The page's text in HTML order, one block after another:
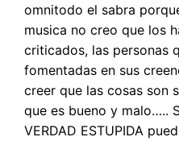
omnitodo el sabra
musica no creo que los
criticados, las personas
fomentadas en sus
creer que las cosas son
que es bueno y malo…..
VERDAD ESTUPIDA